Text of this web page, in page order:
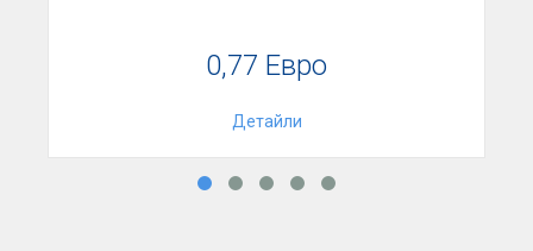
0,77 Евро
Детайли